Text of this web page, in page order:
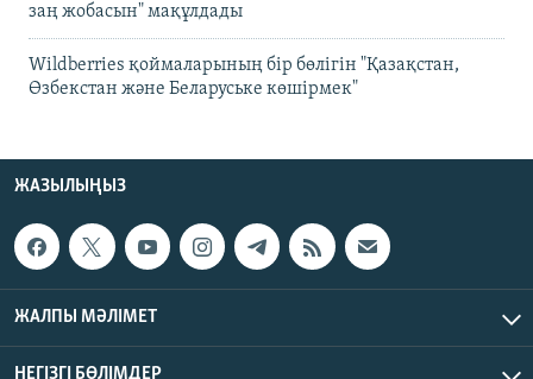
заң жобасын" мақұлдады
Wildberries қоймаларының бір бөлігін "Қазақстан,
Өзбекстан және Беларуське көшірмек"
ЖАЗЫЛЫҢЫЗ
ЖАЛПЫ МӘЛІМЕТ
НЕГІЗГІ БӨЛІМДЕР